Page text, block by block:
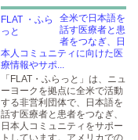
全米で日本語を
話す医療者と患
者をつなぎ、日
本人コミュニティに向けた医
療情報やサポ...
「FLAT・ふらっと」は、ニュ
ーヨークを拠点に全米で活動
する非営利団体で、日本語を
話す医療者と患者をつなぎ、
日本人コミュニティをサポー
トしています。アメリカでの